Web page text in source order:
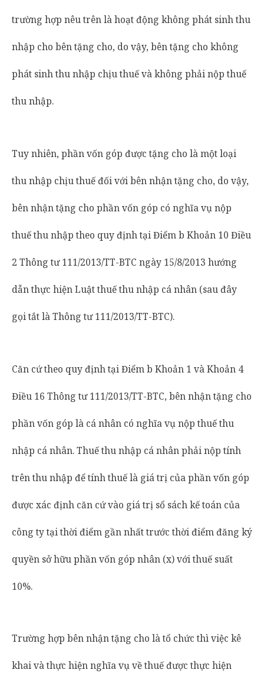
trường hợp nêu trên là hoạt động không phát sinh thu
nhập cho bên tặng cho, do vậy, bên tặng cho không
phát sinh thu nhập chịu thuế và không phải nộp thuế
thu nhập.
Tuy nhiên, phần vốn góp được tặng cho là một loại
thu nhập chịu thuế đối với bên nhận tặng cho, do vậy,
bên nhận tặng cho phần vốn góp có nghĩa vụ nộp
thuế thu nhập theo quy định tại Điểm b Khoản 10 Điều
2 Thông tư 111/2013/TT-BTC ngày 15/8/2013 hướng
dẫn thực hiện Luật thuế thu nhập cá nhân (sau đây
gọi tắt là Thông tư 111/2013/TT-BTC).
Căn cứ theo quy định tại Điểm b Khoản 1 và Khoản 4
Điều 16 Thông tư 111/2013/TT-BTC, bên nhận tặng cho
phần vốn góp là cá nhân có nghĩa vụ nộp thuế thu
nhập cá nhân. Thuế thu nhập cá nhân phải nộp tính
trên thu nhập để tính thuế là giá trị của phần vốn góp
được xác định căn cứ vào giá trị sổ sách kế toán của
công ty tại thời điểm gần nhất trước thời điểm đăng ký
quyền sở hữu phần vốn góp nhân (x) với thuế suất
10%.
Trường hợp bên nhận tặng cho là tổ chức thì việc kê
khai và thực hiện nghĩa vụ về thuế được thực hiện